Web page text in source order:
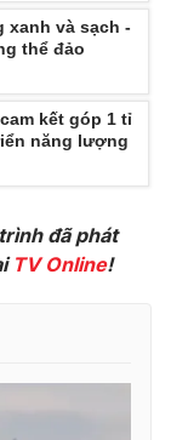
xanh và sạch -
thể đảo
kết góp 1 tỉ
năng lượng
đã phát
TV Online!